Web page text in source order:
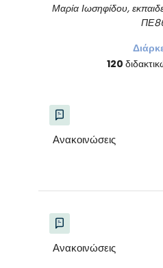
Μαρία Ιωσηφίδου,
120
Ανακοινώσεις
Ανακοινώσεις